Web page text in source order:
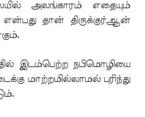
அலங்காரம் எதையும்
என்பது தான் திருக்குர்ஆன்
இடம்பெற்ற நபிமொழியை
மாற்றமில்லாமல் புரிந்து